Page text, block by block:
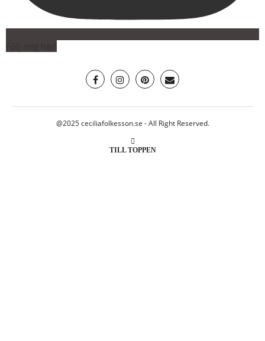
@2025 ceciliafolkesson.se - All Right Reserved.
TILL TOPPEN